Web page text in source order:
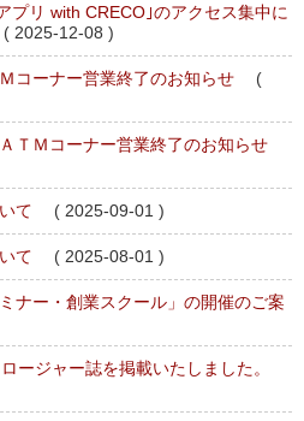
プリ with CRECO｣のアクセス集中に
2025-12-08 )
コーナー営業終了のお知らせ
(
ＴＭコーナー営業終了のお知らせ
て ( 2025-09-01 )
て ( 2025-08-01 )
ナー・創業スクール」の開催のご案
ージャー誌を掲載いたしました。